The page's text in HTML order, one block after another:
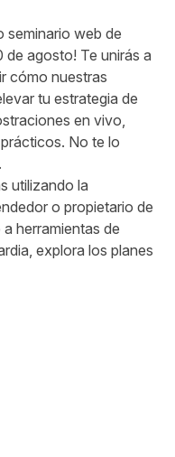
seminario web de
de agosto! Te unirás a
cómo nuestras
tu estrategia de
en vivo,
No te lo
utilizando la
o propietario de
herramientas de
explora los planes
Twitter
en Facebook
en LinkedIn